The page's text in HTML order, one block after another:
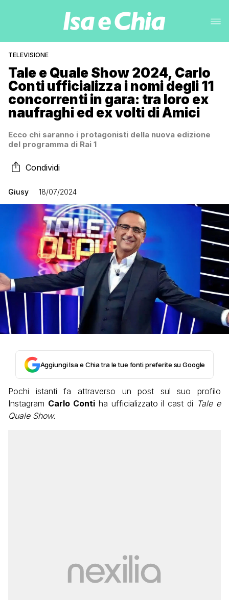
TELEVISIONE
Tale e Quale Show 2024, Carlo
Conti ufficializza i nomi degli 11
concorrenti in gara: tra loro ex
naufraghi ed ex volti di Amici
Ecco chi saranno i protagonisti della nuova edizione
del programma di Rai 1
Condividi
Giusy 18/07/2024
Aggiungi Isa e Chia tra le tue fonti preferite su Google
Pochi istanti fa attraverso un post sul suo profilo
Instagram Carlo Contiha ufficializzato il cast di Tale e
Quale Show.